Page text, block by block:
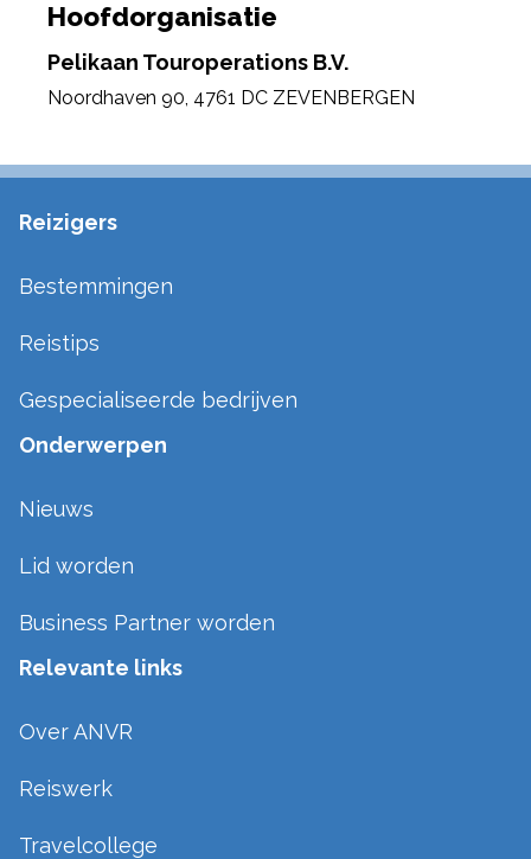
Hoofdorganisatie
Pelikaan Touroperations B.V.
Noordhaven 90, 4761 DC ZEVENBERGEN
Reizigers
Bestemmingen
Reistips
Gespecialiseerde bedrijven
Onderwerpen
Nieuws
Lid worden
Business Partner worden
Relevante links
Over ANVR
Reiswerk
Travelcollege